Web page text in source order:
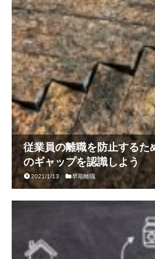
従業員の離職を防止するた
のギャップを認識しよう
2021/1/13 早期離職